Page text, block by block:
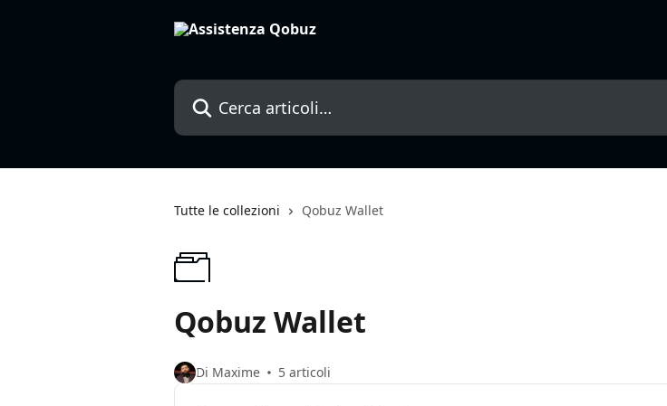
Cerca articoli…
Tutte le collezioni Qobuz Wallet
Qobuz Wallet
Di Maxime 5 articoli